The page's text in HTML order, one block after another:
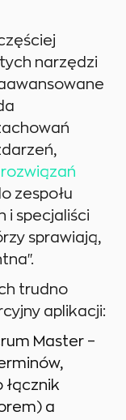
narzędzi
zespołu
i specjaliści
sprawiają,
trudno
aplikacji:
Master –
łącznik
a